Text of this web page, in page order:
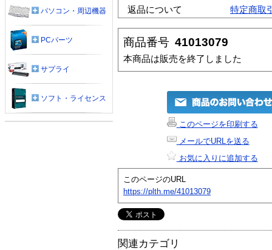
返品について
特定商取
商品番号 41013079
本商品は販売を終了しました
このページを印刷する
メールでURLを送る
お気に入りに追加する
このページのURL
https://plth.me/41013079
関連カテゴリ
パソコン・周辺機器
PCパーツ
サプライ
ソフト・ライセンス